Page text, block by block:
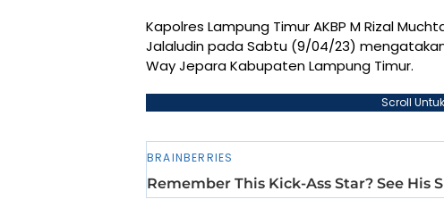
Kapolres Lampung Timur AKBP M Rizal
Jalaludin pada Sabtu (9/04/23)
Way Jepara Kabupaten Lampung Timur.
Scroll